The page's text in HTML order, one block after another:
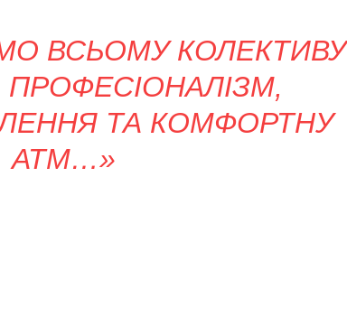
ВСЬОМУ КОЛЕКТИВУ
ПРОФЕСІОНАЛІЗМ,
ТА КОМФОРТНУ
АТМ…»